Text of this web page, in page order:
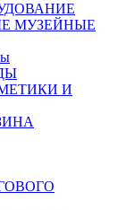
МУЗЕЙНЫЕ
И